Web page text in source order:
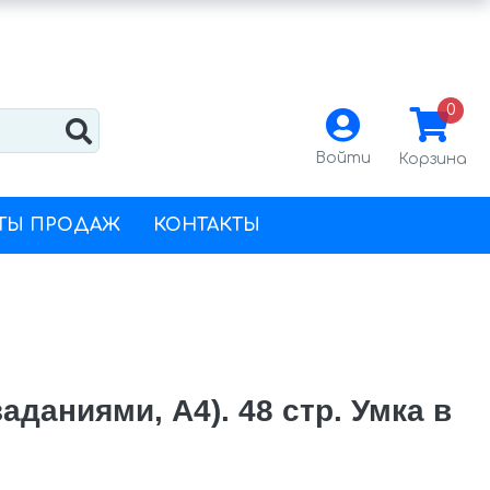
Войти
0
Корзина
ПРОДАЖ КОНТАКТЫ
А4). 48 стр. Умка в